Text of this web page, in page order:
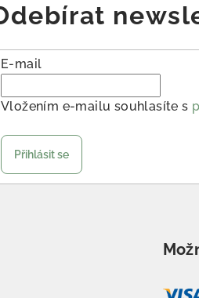
E-mail
Vložením e-mailu souhlasíte s
Přihlásit se